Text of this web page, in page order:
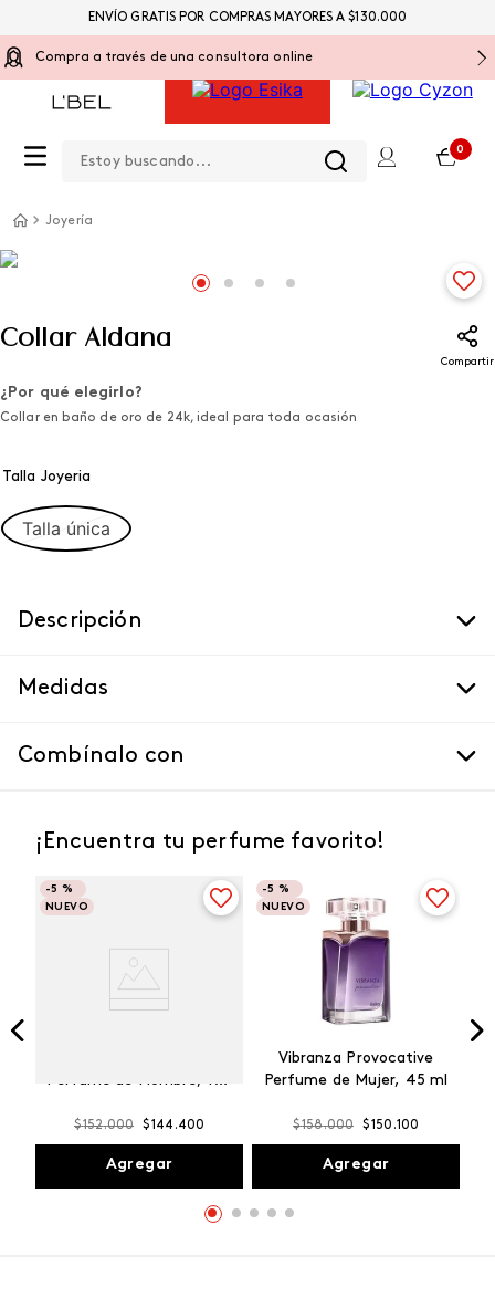
Compra a través de una consultora online
0
ENVÍO GRATIS POR COMPRAS MAYORES A $130.000
Joyería
Collar Aldana
Compartir
¿Por qué elegirlo?
Collar en baño de oro de 24k, ideal para toda ocasión
Talla Joyeria
Talla única
Descripción
Medidas
Combínalo con
¡Encuentra tu perfume favorito!
-5 %
NUEVO
Perfume de Hombre, 100
$152.000 $144 .400
Agregar
-5 %
NUEVO
Vibranza Provocative
Perfume de Mujer, 45 ml
$158.000 $150 .100
Agregar